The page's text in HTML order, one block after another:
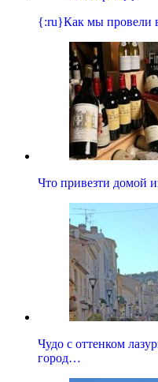
{:ru}Как мы провели
Что привезти домой
Чудо с оттенком
город…